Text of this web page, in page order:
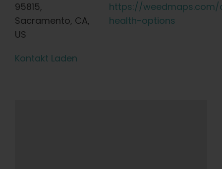
95815,
Sacramento, CA,
US
https://
health-options
Kontakt Laden